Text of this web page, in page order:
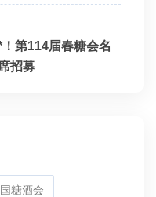
第114届春糖会名
招募
糖酒会